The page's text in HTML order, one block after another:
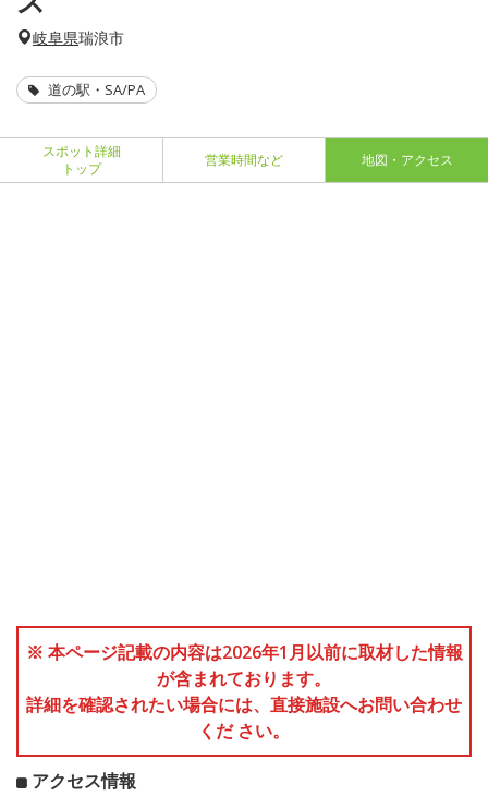
岐阜県瑞浪市
道の駅・SA/PA
スポット詳細
トップ
営業時間など 地図・アクセス
※ 本ページ記載の内容は2026年1月以前に取材した情報
が含まれております。
詳細を確認されたい場合には、直接施設へお問い合わせ
くだ さい。
アクセス情報